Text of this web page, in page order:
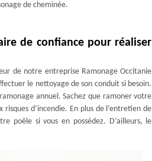
de cheminée.
de confiance pour réaliser
de notre entreprise Ramonage Occitanie
le nettoyage de son conduit si besoin.
annuel. Sachez que ramoner votre
d’incendie. En plus de l’entretien de
poêle si vous en possédez. D’ailleurs, le